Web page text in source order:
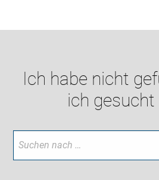
Ich habe nicht
ich gesucht